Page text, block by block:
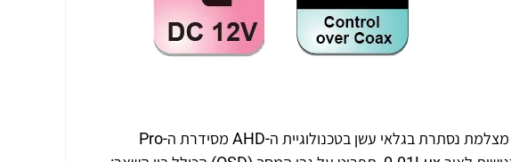
מצלמה נסתרת מבית חברת PROVISION , דגם DS-392AHD37. מצלמת נסתרת בגלאי עשן בטכנולוגיית ה-AHD מסידרת ה-Pro